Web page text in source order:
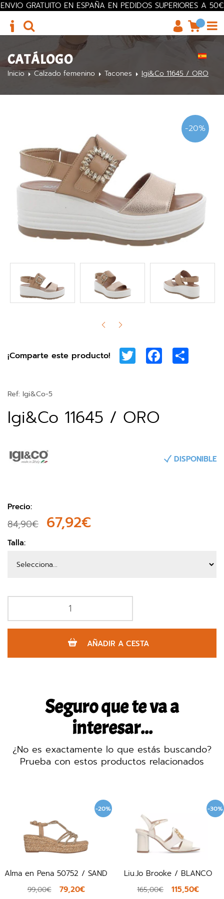
ENVIO GRATUITO EN ESPAÑA EN PEDIDOS SUPERIORES A 50€
CATÁLOGO
Inicio Calzado femenino Tacones Igi&Co 11645 / ORO
-20%
¡Comparte este producto! Twitter Facebook
Ref: Igi&Co-5
Igi&Co 11645 / ORO
DISPONIBLE
Precio:
84,90€ 67,92€
Talla:
AÑADIR A CESTA
Seguro que te va a
interesar...
¿No es exactamente lo que estás buscando?
Prueba con estos productos relacionados
-30%
Liu.Jo Brooke / BLANCO
165,00€ 115,50€
Igi&Co 11780 /
84,90€ 67,92€